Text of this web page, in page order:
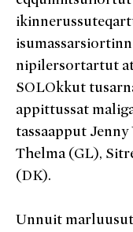
nipilersortartut
SOLOkkut
appittussat
tassaapput
Thelma (GL),
(DK).
Unnuit